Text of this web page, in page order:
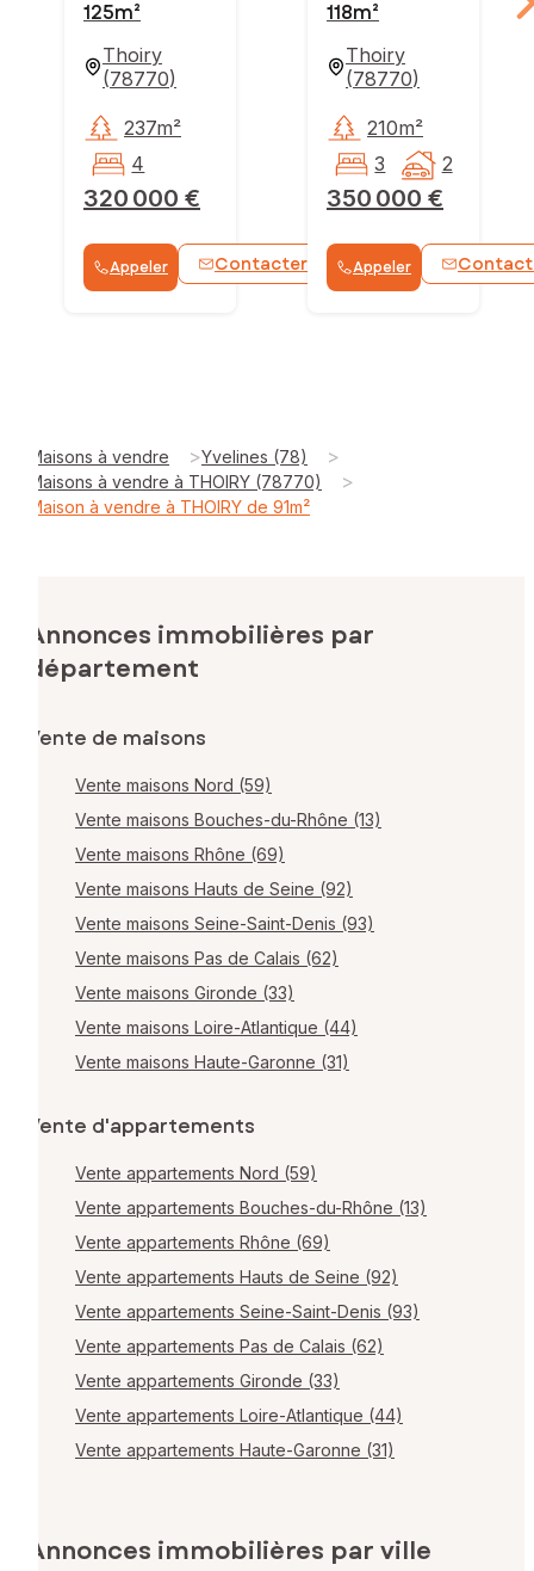
125m²
Thoiry
(78770)
320 000 €
237m²
4
Appeler Contacter WhatsApp
118m²
Thoiry
(78770)
350 000 €
210m²
3
2
Appeler
Maisons à vendre >Yvelines (78) >
Maisons à vendre à THOIRY (78770) >
Maison à vendre à THOIRY de 91m²
Annonces immobilières par
département
Vente de maisons
Vente maisons Nord (59)
Vente maisons Bouches-du-Rhône (13)
Vente maisons Rhône (69)
Vente maisons Hauts de Seine (92)
Vente maisons Seine-Saint-Denis (93)
Vente maisons Pas de Calais (62)
Vente maisons Gironde (33)
Vente maisons Loire-Atlantique (44)
Vente maisons Haute-Garonne (31)
Vente d'appartements
Vente appartements Nord (59)
Vente appartements Bouches-du-Rhône (13)
Vente appartements Rhône (69)
Vente appartements Hauts de Seine (92)
Vente appartements Seine-Saint-Denis (93)
Vente appartements Pas de Calais (62)
Vente appartements Gironde (33)
Vente appartements Loire-Atlantique (44)
Vente appartements Haute-Garonne (31)
Annonces immobilières par ville